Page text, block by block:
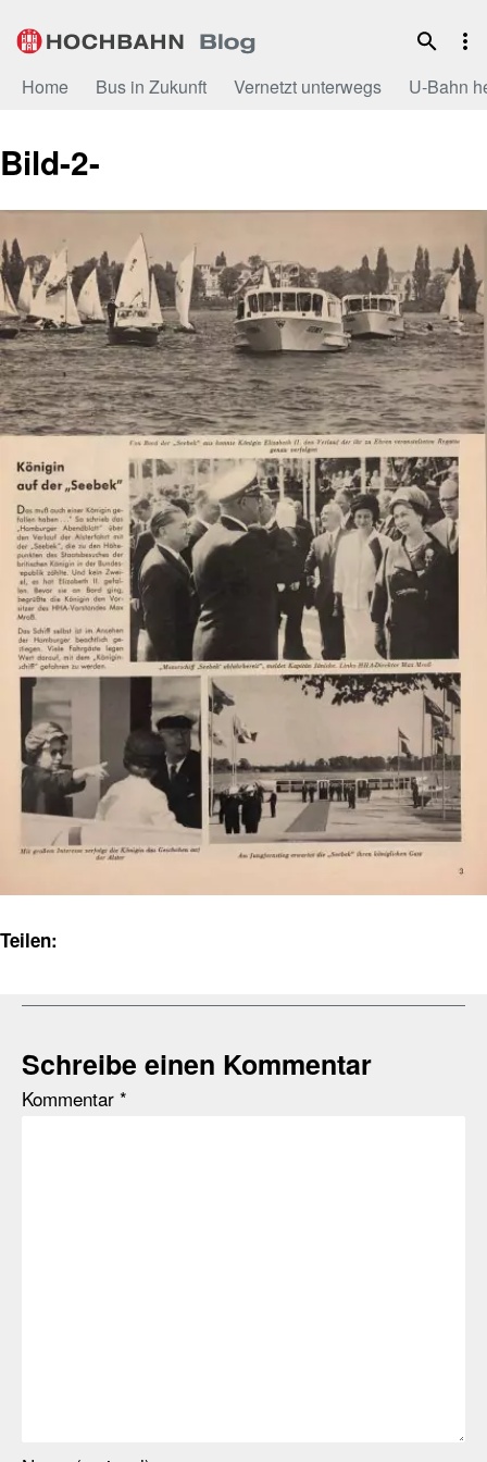
Inhalt
Home Bus in Zukunft Vernetzt unterwegs U-Bahn
Bild-2-
Teilen:
Schreibe einen Kommentar
Kommentar *